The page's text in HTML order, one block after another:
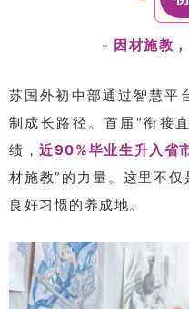
- 因材施教
苏国外初中部通过智慧平
制成长路径。首届“衔接
绩，近90%毕业生升入省
材施教”的力量。这里不
良好习惯的养成地。